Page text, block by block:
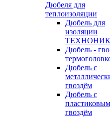
Дюбеля для
теплоизоляции
Дюбель для
изоляции
Дюбель -
Дюбель с
гвоздём
Дюбель с
пластиковым
гвоздём